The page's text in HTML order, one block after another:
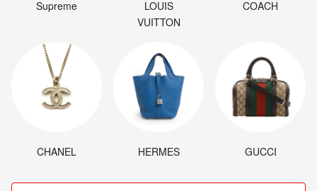
Supreme
LOUIS
VUITTON
COACH
CHANEL HERMES GUCCI